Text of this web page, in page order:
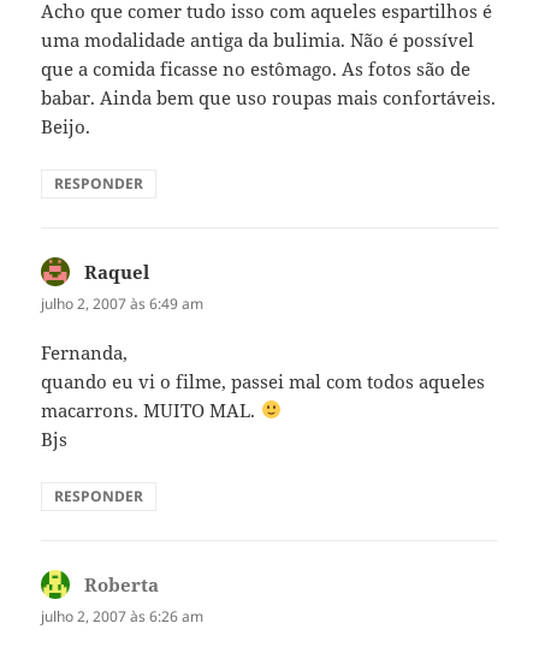
Acho que comer tudo isso com aqueles espartilhos é
uma modalidade antiga da bulimia. Não é possível
que a comida ficasse no estômago. As fotos são de
babar. Ainda bem que uso roupas mais confortáveis.
Beijo.
RESPONDER
Raquel
julho 2, 2007 às 6:49 am
Fernanda,
quando eu vi o filme, passei mal com todos aqueles
macarrons. MUITO MAL.
Bjs
RESPONDER
Roberta
julho 2, 2007 às 6:26 am